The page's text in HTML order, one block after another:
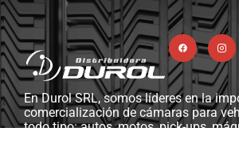
En Durol SRL, somos líderes en la
comercialización de cámaras para
todo tipo: autos, motos, pick-ups,